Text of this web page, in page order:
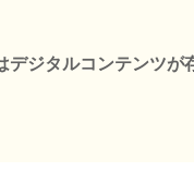
デジタルコンテンツが